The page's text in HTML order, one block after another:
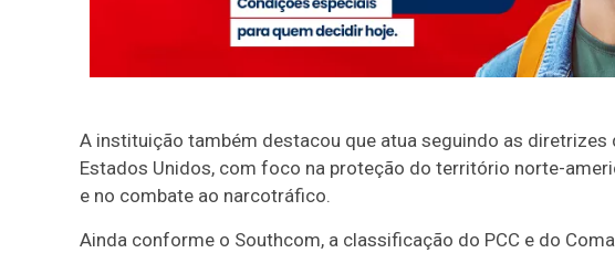
A instituição também destacou que atua seguindo as diretrizes
Estados Unidos, com foco na proteção do território norte-
e no combate ao narcotráfico.
Ainda conforme o Southcom, a classificação do PCC e do